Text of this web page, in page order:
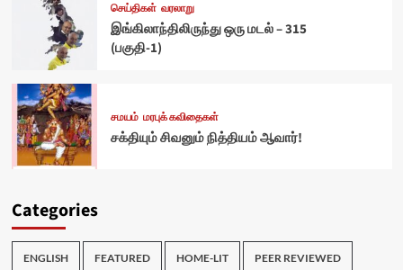
செய்திகள் வரலாறு
இங்கிலாந்திலிருந்து ஒரு மடல் – 315
(பகுதி-1)
சமயம் மரபுக் கவிதைகள்
சக்தியும் சிவனும் நித்தியம் ஆவார்!
Categories
ENGLISH FEATURED HOME-LIT PEER REVIEWED